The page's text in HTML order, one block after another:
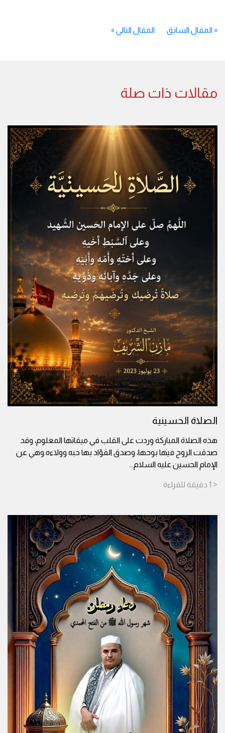
«المقال السابق المقال التالي »
مقالات ذات صلة
الصلاة الحسينية
هذه الصلاة المباركة وردت على القلب في ميقاتها المعلوم، وقد
صدقت الروح فيها بوحها، وصدق الفؤاد بها حبه وولاءه.وهي عن
الإمام الحسين عليه السلام...
< 1 دقيقة للقراءة